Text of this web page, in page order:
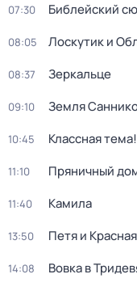
07:30 Библейский
08:05 Лоскутик и
08:37 Зеркальце
09:10 Земля
10:45 Классная тема!
11:10 Пряничный
11:40 Камила
13:50 Петя и
14:08 Вовка в